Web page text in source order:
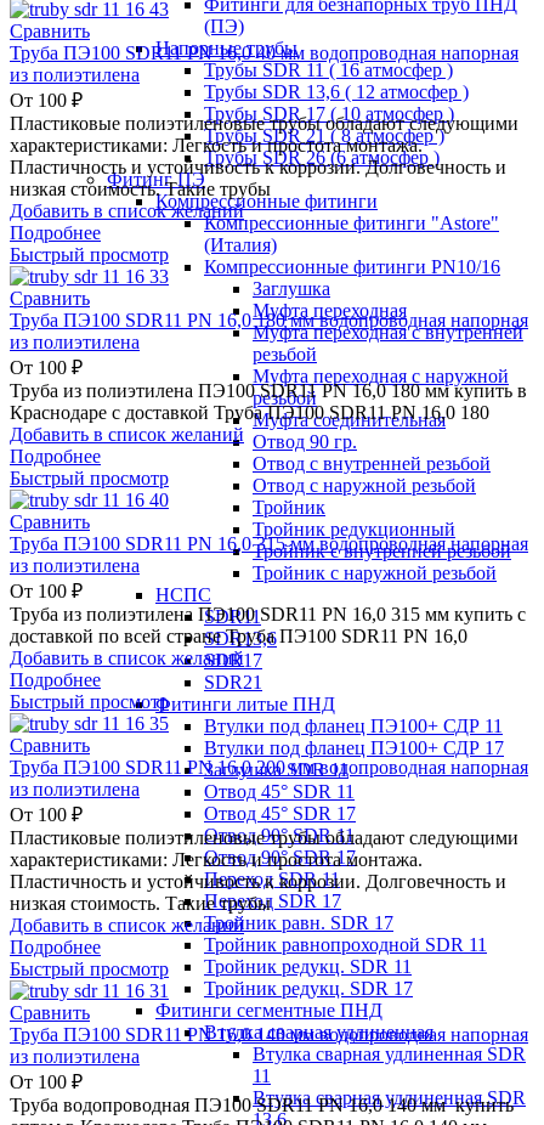
Фитинги для безнапорных труб ПНД
(ПЭ)
Напорные трубы
Трубы SDR 11 ( 16 атмосфер )
Трубы SDR 13,6 ( 12 атмосфер )
Трубы SDR 17 ( 10 атмосфер )
Трубы SDR 21 ( 8 атмосфер )
Трубы SDR 26 (6 атмосфер )
Фитинг ПЭ
Компрессионные фитинги
Компрессионные фитинги "Astore"
(Италия)
Компрессионные фитинги PN10/16
Заглушка
Муфта переходная
Муфта переходная с внутренней
резьбой
Муфта переходная с наружной
резьбой
Муфта соединительная
Отвод 90 гр.
Отвод с внутренней резьбой
Отвод с наружной резьбой
Тройник
Тройник редукционный
Тройник с внутренней резьбой
Тройник с наружной резьбой
НСПС
SDR11
SDR13,6
SDR17
SDR21
Фитинги литые ПНД
Втулки под фланец ПЭ100+ СДР 11
Втулки под фланец ПЭ100+ СДР 17
Заглушка SDR 11
Отвод 45° SDR 11
Отвод 45° SDR 17
Отвод 90° SDR 11
Отвод 90° SDR 17
Переход SDR 11
Переход SDR 17
Тройник равн. SDR 17
Тройник равнопроходной SDR 11
Тройник редукц. SDR 11
Тройник редукц. SDR 17
Фитинги сегментные ПНД
Втулка сварная удлиненная
Втулка сварная удлиненная SDR
11
Втулка сварная удлиненная SDR
13,6
Сравнить
Труба ПЭ100 SDR11 PN 16,0 40 мм водопроводная напорная
из полиэтилена
От 100 ₽
Пластиковые полиэтиленовые трубы обладают следующими
характеристиками: Легкость и простота монтажа.
Пластичность и устойчивость к коррозии. Долговечность и
низкая стоимость. Такие трубы
Добавить в список желаний
Подробнее
Быстрый просмотр
Сравнить
Труба ПЭ100 SDR11 PN 16,0 180 мм водопроводная напорная
из полиэтилена
От 100 ₽
Труба из полиэтилена ПЭ100 SDR11 PN 16,0 180 мм купить в
Краснодаре с доставкой Труба ПЭ100 SDR11 PN 16,0 180
Добавить в список желаний
Подробнее
Быстрый просмотр
Сравнить
Труба ПЭ100 SDR11 PN 16,0 315 мм водопроводная напорная
из полиэтилена
От 100 ₽
Труба из полиэтилена ПЭ100 SDR11 PN 16,0 315 мм купить с
доставкой по всей стране Труба ПЭ100 SDR11 PN 16,0
Добавить в список желаний
Подробнее
Быстрый просмотр
Сравнить
Труба ПЭ100 SDR11 PN 16,0 200 мм водопроводная напорная
из полиэтилена
От 100 ₽
Пластиковые полиэтиленовые трубы обладают следующими
характеристиками: Легкость и простота монтажа.
Пластичность и устойчивость к коррозии. Долговечность и
низкая стоимость. Такие трубы
Добавить в список желаний
Подробнее
Быстрый просмотр
Сравнить
Труба ПЭ100 SDR11 PN 16,0 140 мм водопроводная напорная
из полиэтилена
От 100 ₽
Труба водопроводная ПЭ100 SDR11 PN 16,0 140 мм купить